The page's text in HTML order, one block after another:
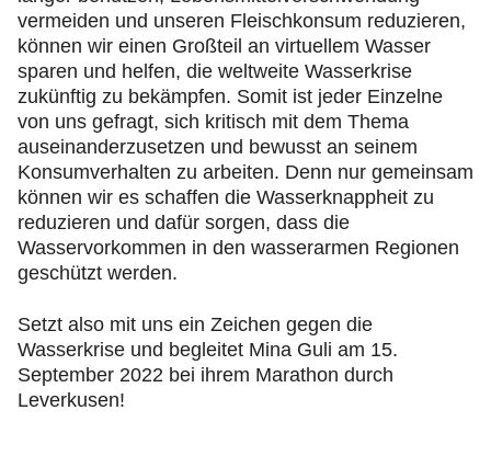
vermeiden und unseren Fleischkonsum reduzieren,
können wir einen Großteil an virtuellem Wasser
sparen und helfen, die weltweite Wasserkrise
zukünftig zu bekämpfen. Somit ist jeder Einzelne
von uns gefragt, sich kritisch mit dem Thema
auseinanderzusetzen und bewusst an seinem
Konsumverhalten zu arbeiten. Denn nur gemeinsam
können wir es schaffen die Wasserknappheit zu
reduzieren und dafür sorgen, dass die
Wasservorkommen in den wasserarmen Regionen
geschützt werden.
Setzt also mit uns ein Zeichen gegen die
Wasserkrise und begleitet Mina Guli am 15.
September 2022 bei ihrem Marathon durch
Leverkusen!